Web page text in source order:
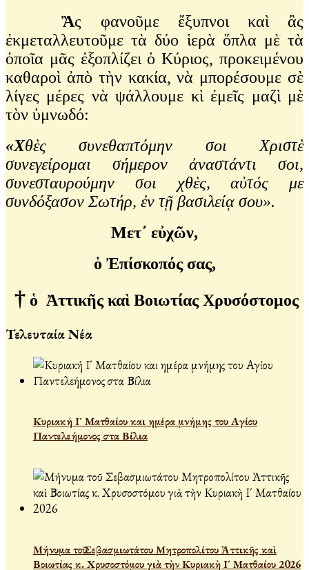
Ἂς φανοῦμε ἔξυπνοι καὶ ἂς
ἐκμεταλλευτοῦμε τὰ δύο ἱερὰ ὅπλα μὲ τὰ
ὁποῖα μᾶς ἐξοπλίζει ὁ Κύριος, προκειμένου
καθαροὶ ἀπὸ τὴν κακία, νὰ μπορέσουμε σὲ
λίγες μέρες νὰ ψάλλουμε κὶ ἐμεῖς μαζὶ μὲ
τὸν ὑμνωδό:
«Χθὲς συνεθαπτόμην σοι Χριστὲ
συνεγείρομαι σήμερον ἀναστάντι σοι,
συνεσταυρούμην σοι χθὲς, αὐτός με
συνδόξασον Σωτήρ, ἐν τῇ βασιλείᾳ σου».
Μετ΄ εὐχῶν,
ὁ Ἐπίσκοπός σας,
† ὁ Ἀττικῆς καὶ Βοιωτίας Χρυσόστομος
Τελευταία Νέα
Κυριακή Ι´ Ματθαίου και ημέρα μνήμης του Αγίου
Παντελεήμονος στα Βίλια
Μήνυμα τοῦ Σεβασμιωτάτου Μητροπολίτου Ἀττικῆς καὶ
Βοιωτίας κ. Χρυσοστόμου γιὰ τὴν Κυριακὴ Ι´ Ματθαίου 2026